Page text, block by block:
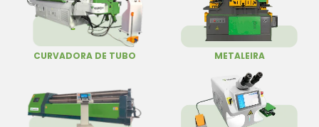
CURVADORA DE TUBO METALEIRA